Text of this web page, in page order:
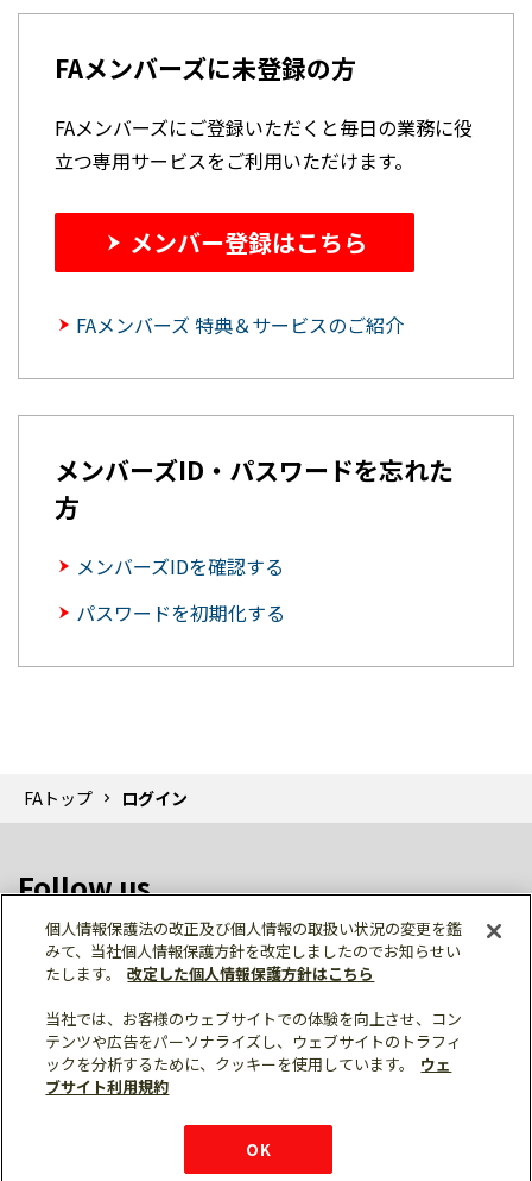
FAメンバーズに未登録の方
FAメンバーズにご登録いただくと毎日の業務に役
立つ専用サービスをご利用いただけます。
メンバー登録はこちら
FAメンバーズ 特典＆サービスのご紹介
メンバーズID・パスワードを忘れた
方
メンバーズIDを確認する
パスワードを初期化する
FAトップ ログイン
Follow us
個人情報保護 利用規約
ご利用にあたって
サイトマップ
三菱電機トップ
個人情報保護法の改正及び個人情報の取扱い状況の変更を鑑
みて、当社個人情報保護方針を改定しましたのでお知らせい
たします。
改定した個人情報保護方針はこちら
当社では、お客様のウェブサイトでの体験を向上させ、コン
テンツや広告をパーソナライズし、ウェブサイトのトラフィ
ックを分析するために、クッキーを使用しています。
ウェ
ブサイト利用規約
OK
チャットサービス